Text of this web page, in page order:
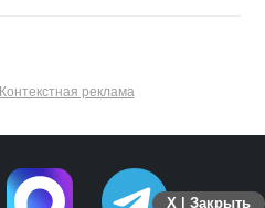
Контекстная реклама
X | Закрыть